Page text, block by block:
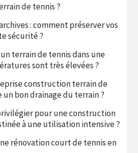
de tennis ?
: comment préserver vos
sécurité ?
terrain de tennis dans une
sont très élevées ?
construction terrain de
bon drainage du terrain ?
pour une construction
à une utilisation intensive ?
rénovation court de tennis en